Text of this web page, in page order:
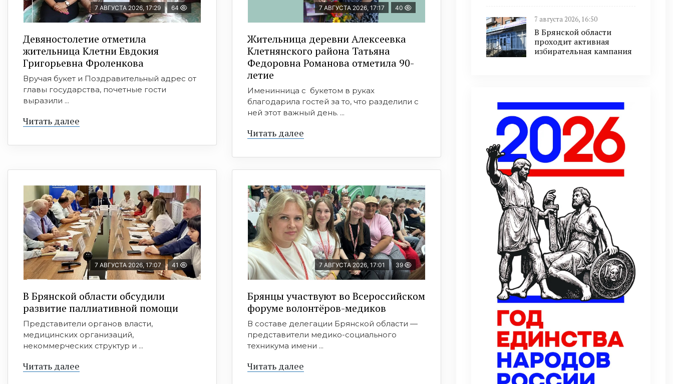
7 АВГУСТА 2026, 17:29 64
Девяностолетие отметила
жительница Клетни Евдокия
Григорьевна Фроленкова
Вручая букет и Поздравительный адрес от
главы государства, почетные гости
выразили ...
Читать далее
7 АВГУСТА 2026, 17:17 40
Жительница деревни Алексеевка
Клетнянского района Татьяна
Федоровна Романова отметила 90-
летие
Именинница с букетом в руках
благодарила гостей за то, что разделили с
ней этот важный день. ...
Читать далее
7 АВГУСТА 2026, 17:07 41
В Брянской области обсудили
развитие паллиативной помощи
Представители органов власти,
медицинских организаций,
некоммерческих структур и ...
Читать далее
7 АВГУСТА 2026, 17:01 39
Брянцы участвуют во Всероссийском
форуме волонтёров-медиков
В составе делегации Брянской области —
представители медико-социального
техникума имени ...
Читать далее
7 августа 2026, 16:50
В Брянской области
проходит активная
избирательная кампания